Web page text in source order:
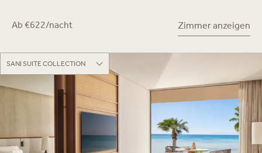
Ab €622/nacht Zimmer anzeigen
SANI SUITE COLLECTION